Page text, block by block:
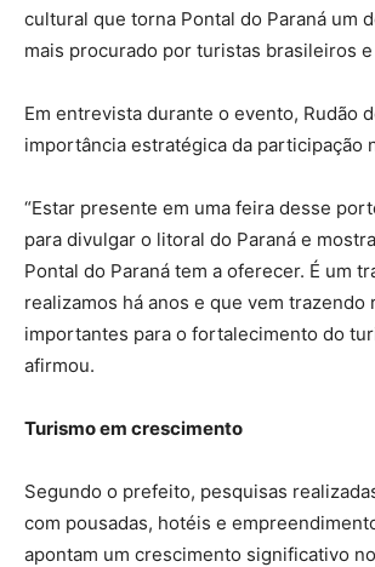
cultural que torna Pontal do Paraná um
mais procurado por turistas brasileiros
Em entrevista durante o evento, Rudão
importância estratégica da participação
“Estar presente em uma feira desse
para divulgar o litoral do Paraná e
Pontal do Paraná tem a oferecer. É um
realizamos há anos e que vem trazendo
importantes para o fortalecimento do
afirmou.
Turismo em crescimento
Segundo o prefeito, pesquisas
com pousadas, hotéis e
apontam um crescimento significativo